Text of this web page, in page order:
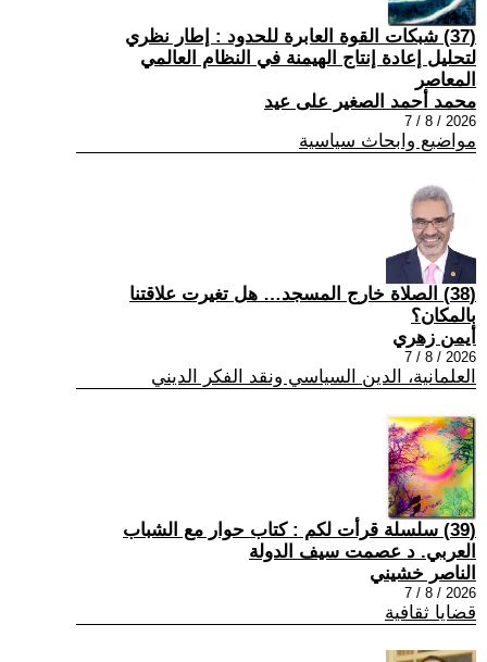
(37) شبكات القوة العابرة للحدود : إطار نظري
لتحليل إعادة إنتاج الهيمنة في النظام العالمي
المعاصر
محمد أحمد الصغير على عيد
2026 / 8 / 7
مواضيع وابحاث سياسية
(38) الصلاة خارج المسجد… هل تغيرت علاقتنا
بالمكان؟
أيمن زهري
2026 / 8 / 7
العلمانية، الدين السياسي ونقد الفكر الديني
(39) سلسلة قرأت لكم : كتاب حوار مع الشباب
العربي. د عصمت سيف الدولة
الناصر خشيني
2026 / 8 / 7
قضايا ثقافية